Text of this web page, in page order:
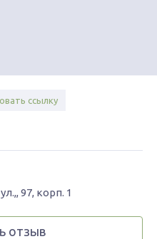
ссылку
97, корп. 1
отзыв